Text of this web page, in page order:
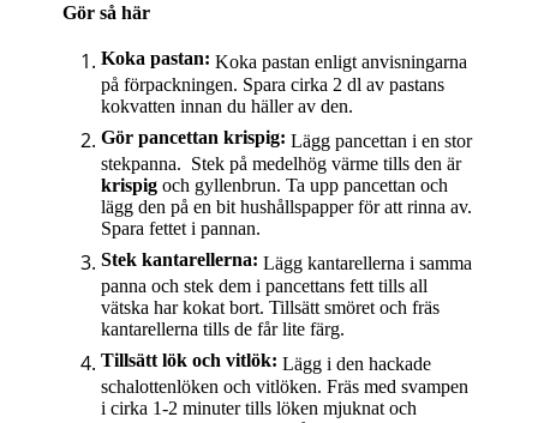
Gör så här
Koka pastan: Koka pastan enligt anvisningarna
på förpackningen. Spara cirka 2 dl av pastans
kokvatten innan du häller av den.
Gör pancettan krispig: Lägg pancettan i en stor
stekpanna. Stek på medelhög värme tills den är
krispig och gyllenbrun. Ta upp pancettan och
lägg den på en bit hushållspapper för att rinna av.
Spara fettet i pannan.
Stek kantarellerna: Lägg kantarellerna i samma
panna och stek dem i pancettans fett tills all
vätska har kokat bort. Tillsätt smöret och fräs
kantarellerna tills de får lite färg.
Tillsätt lök och vitlök: Lägg i den hackade
schalottenlöken och vitlöken. Fräs med svampen
i cirka 1-2 minuter tills löken mjuknat och